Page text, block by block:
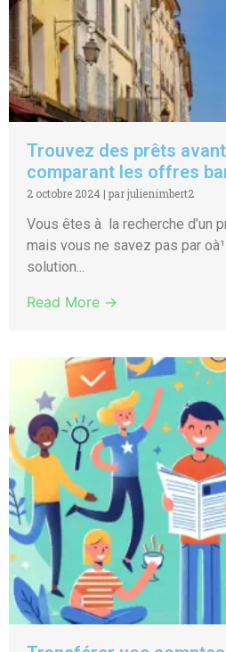
Trouvez des prêts
comparant les offres
2 octobre 2024 | par julienimbert2
Vous êtes à la recherche d’un
mais vous ne savez pas par
solution...
Read More →